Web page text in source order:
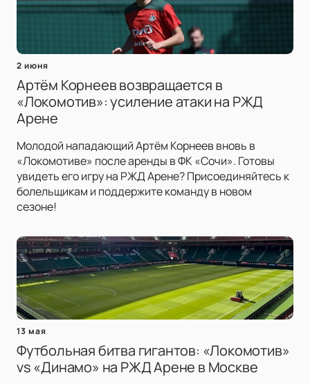
2 июня
Артём Корнеев возвращается в
«Локомотив»: усиление атаки на РЖД
Арене
Молодой нападающий Артём Корнеев вновь в
«Локомотиве» после аренды в ФК «Сочи». Готовы
увидеть его игру на РЖД Арене? Присоединяйтесь к
болельщикам и поддержите команду в новом
сезоне!
13 мая
Футбольная битва гигантов: «Локомотив»
vs «Динамо» на РЖД Арене в Москве